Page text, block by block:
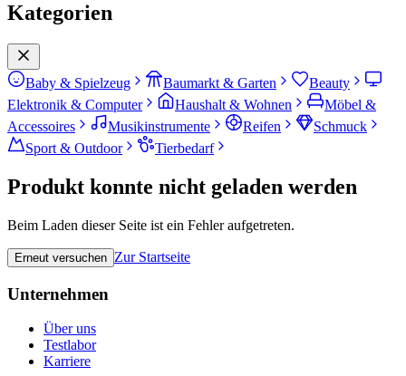
Kategorien
Baby & Spielzeug Baumarkt & Garten
Beauty
Elektronik & Computer
Haushalt & Wohnen
Möbel &
Accessoires
Musikinstrumente Reifen
Schmuck
Sport & Outdoor
Tierbedarf
Produkt konnte nicht geladen werden
Beim Laden dieser Seite ist ein Fehler aufgetreten.
Erneut versuchen Zur Startseite
Unternehmen
Über uns
Testlabor
Karriere